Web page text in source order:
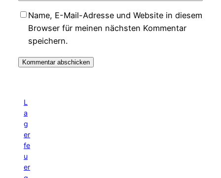
Name, E-Mail-Adresse und Website in diesem
Browser für meinen nächsten Kommentar
speichern.
L
a
g
er
fe
u
er